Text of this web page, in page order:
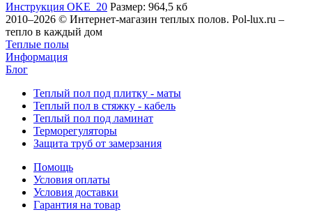
Инструкция OKE_20 Размер: 964,5 кб
2010–2026 © Интернет-магазин теплых полов. Pol-lux.ru –
тепло в каждый дом
Теплые полы
Информация
Блог
Теплый пол под плитку - маты
Теплый пол в стяжку - кабель
Теплый пол под ламинат
Терморегуляторы
Защита труб от замерзания
Помощь
Условия оплаты
Условия доставки
Гарантия на товар